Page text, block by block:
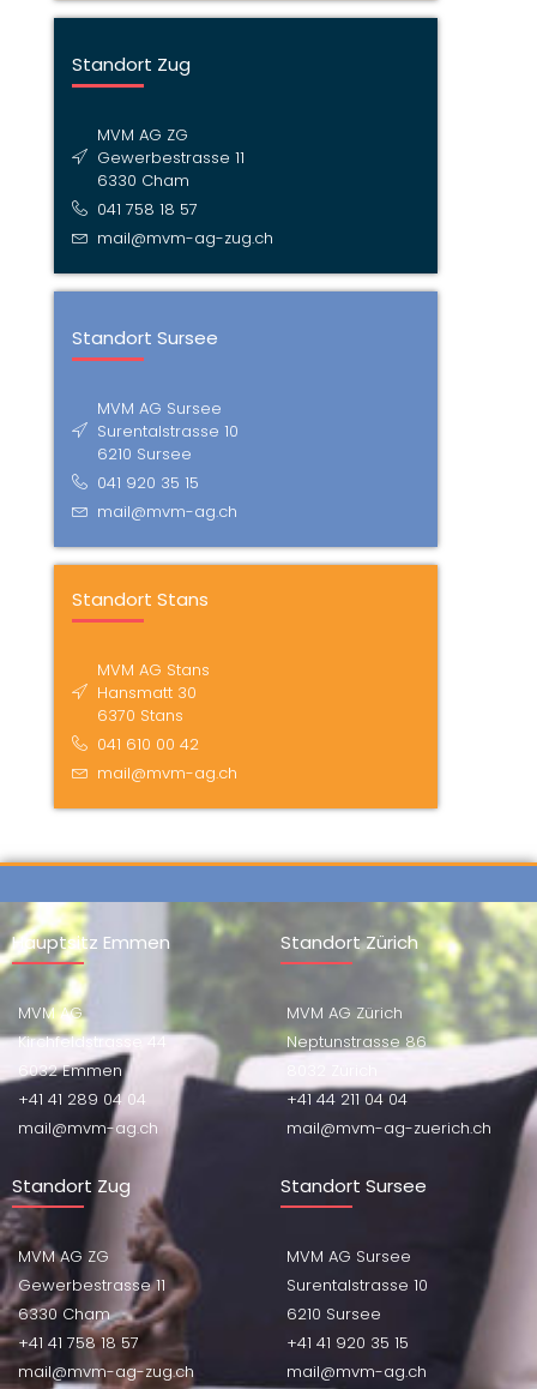
Standort Zug
MVM AG ZG
Gewerbestrasse 11
6330 Cham
041 758 18 57
mail@mvm-ag-zug.ch
Standort Sursee
MVM AG Sursee
Surentalstrasse 10
6210 Sursee
041 920 35 15
mail@mvm-ag.ch
Standort Stans
MVM AG Stans
Hansmatt 30
6370 Stans
041 610 00 42
mail@mvm-ag.ch
Hauptsitz Emmen
MVM AG
Kirchfeldstrasse 44
6032 Emmen
+41 41 289 04 04
mail@mvm-ag.ch
Standort Zürich
MVM AG Zürich
Neptunstrasse 86
+41 44 211 04 04
mail@mvm-ag-zuerich.ch
Standort Zug
MVM AG ZG
Gewerbestrasse 11
6330 Cham
+41 41 758 18 57
mail@mvm-ag-zug.ch
Standort Sursee
MVM AG Sursee
Surentalstrasse 10
6210 Sursee
+41 41 920 35 15
mail@mvm-ag.ch